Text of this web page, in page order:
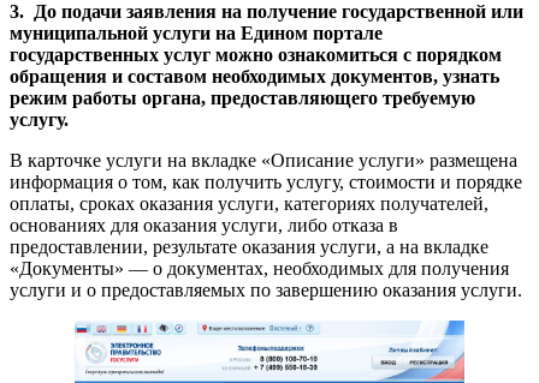
3. До подачи заявления на получение государственной или
муниципальной услуги на Едином портале
государственных услуг можно ознакомиться с порядком
обращения и составом необходимых документов, узнать
режим работы органа, предоставляющего требуемую
услугу.
В карточке услуги на вкладке «Описание услуги» размещена
информация о том, как получить услугу, стоимости и порядке
оплаты, сроках оказания услуги, категориях получателей,
основаниях для оказания услуги, либо отказа в
предоставлении, результате оказания услуги, а на вкладке
«Документы» — о документах, необходимых для получения
услуги и о предоставляемых по завершению оказания услуги.